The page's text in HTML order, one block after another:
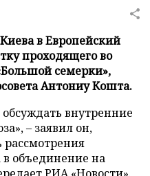
в Европейский
проходящего во
семерки»,
Антониу Кошта.
внутренние
– заявил он,
рассмотрения
объединение на